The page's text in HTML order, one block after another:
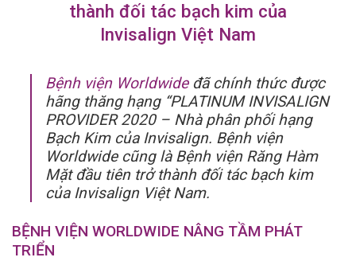
thành đối tác bạch kim của
Invisalign Việt Nam
Bệnh viện Worldwideđã chính thức được
hãng thăng hạng “PLATINUM INVISALIGN
PROVIDER 2020 – Nhà phân phối hạng
Bạch Kim của Invisalign. Bệnh viện
Worldwide cũng là Bệnh viện Răng Hàm
Mặt đầu tiên trở thành đối tác bạch kim
của Invisalign Việt Nam.
BỆNH VIỆN WORLDWIDE NÂNG TẦM PHÁT
TRIỂN